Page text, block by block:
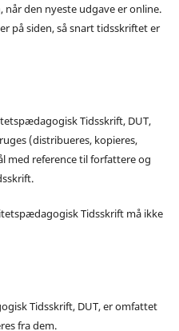
den nyeste udgave er online.
på siden, så snart tidsskriftet er
Tidsskrift, DUT,
(distribueres, kopieres,
med reference til forfattere og
Tidsskrift må ikke
Tidsskrift, DUT, er omfattet
fra dem.